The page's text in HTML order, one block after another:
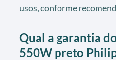
usos, conforme
Qual a garantia
550W preto